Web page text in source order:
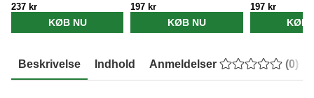
237 kr
KØB NU
197 kr
KØB NU
197 kr
KØB
Beskrivelse Indhold Anmeldelser (0)